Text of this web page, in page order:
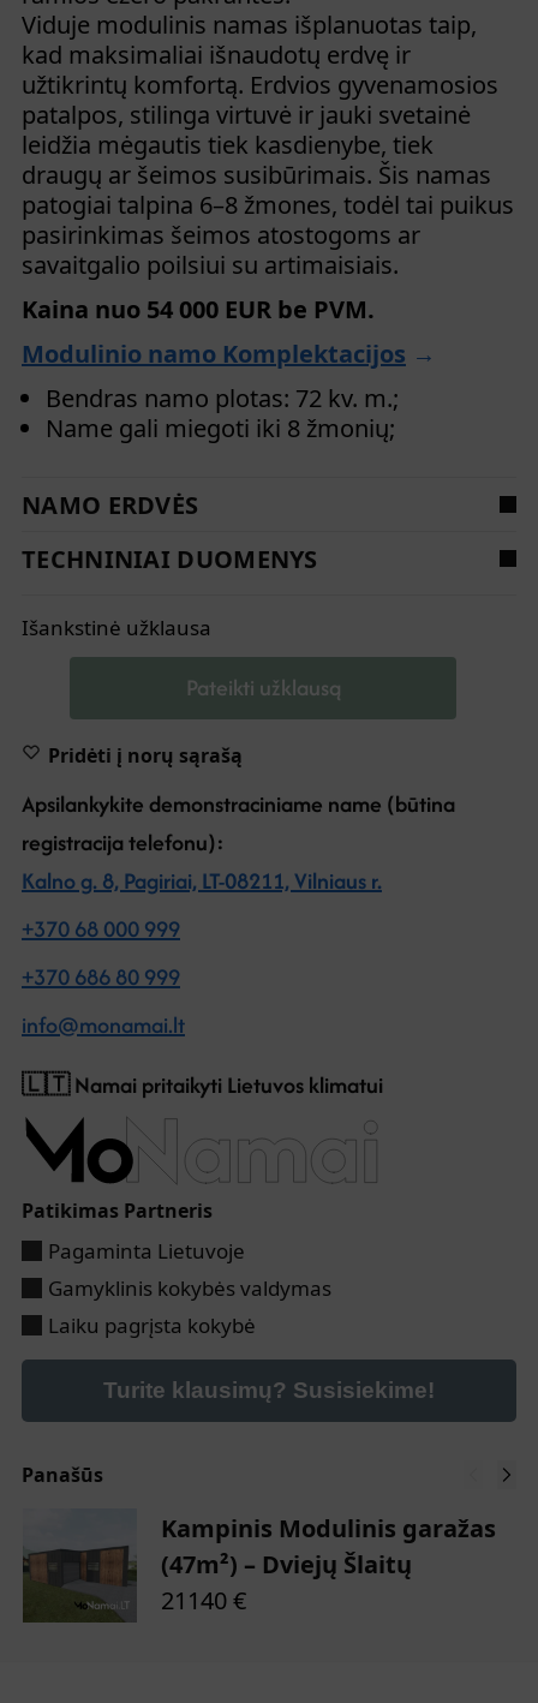
Viduje modulinis namas išplanuotas taip,
kad maksimaliai išnaudotų erdvę ir
užtikrintų komfortą. Erdvios gyvenamosios
patalpos, stilinga virtuvė ir jauki svetainė
leidžia mėgautis tiek kasdienybe, tiek
draugų ar šeimos susibūrimais. Šis namas
patogiai talpina 6–8 žmones, todėl tai puikus
pasirinkimas šeimos atostogoms ar
savaitgalio poilsiui su artimaisiais.
Kaina nuo 54 000 EUR be PVM.
Modulinio namo Komplektacijos →
Bendras namo plotas: 72 kv. m.;
Name gali miegoti iki 8 žmonių;
NAMO ERDVĖS
TECHNINIAI DUOMENYS
Išankstinė užklausa
Pateikti užklausą
Pridėti į norų sąrašą
Apsilankykite demonstraciniame name (būtina
registracija telefonu):
Kalno g. 8, Pagiriai, LT-08211, Vilniaus r.
+370 68 000 999‬‬
+370 686 80 999‬‬
info@monamai.lt
🇱🇹 Namai pritaikyti Lietuvos klimatui
Patikimas Partneris
Pagaminta Lietuvoje
Gamyklinis kokybės valdymas
Laiku pagrįsta kokybė
Turite klausimų? Susisiekime!
Panašūs
Kampinis Modulinis garažas
(47m²) – Dviejų Šlaitų
21140€